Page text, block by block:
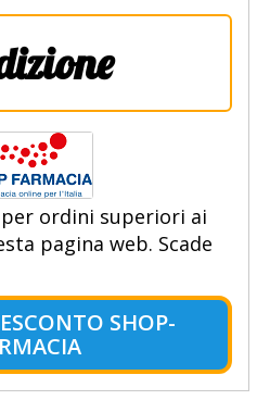
ordini superiori ai
pagina web. Scade
SHOP-